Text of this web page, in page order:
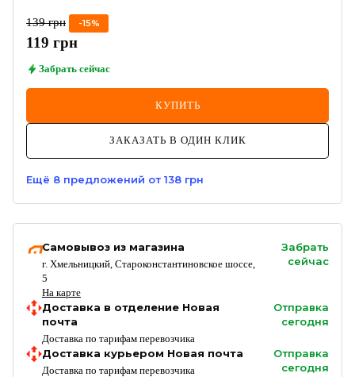
139 грн -15%
119 грн
Забрать сейчас
КУПИТЬ
ЗАКАЗАТЬ В ОДИН КЛИК
Ещё 8 предложений от 138 грн
Самовывоз из магазина
г. Хмельницкий, Староконстантиновское шоссе,
5
На карте
Забрать
сейчас
Доставка в отделение Новая
почта
Доставка по тарифам перевозчика
Отправка
сегодня
Доставка курьером Новая почта
Доставка по тарифам перевозчика
Отправка
сегодня